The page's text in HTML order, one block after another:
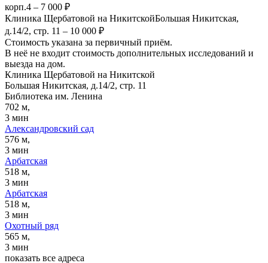
корп.4 – 7 000 ₽
Клиника Щербатовой на НикитскойБольшая Никитская,
д.14/2, стр. 11 – 10 000 ₽
Стоимость указана за первичный приём.
В неё не входит стоимость дополнительных исследований и
выезда на дом.
Клиника Щербатовой на Никитской
Большая Никитская, д.14/2, стр. 11
Библиотека им. Ленина
702 м,
3 мин
Александровский сад
576 м,
3 мин
Арбатская
518 м,
3 мин
Арбатская
518 м,
3 мин
Охотный ряд
565 м,
3 мин
показать все адреса